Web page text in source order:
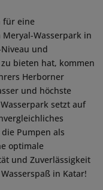
für eine
Wasserpark in
und
bieten hat, kommen
Herborner
und höchste
setzt auf
Pumpen als
optimale
und Zuverlässigkeit
in Katar!